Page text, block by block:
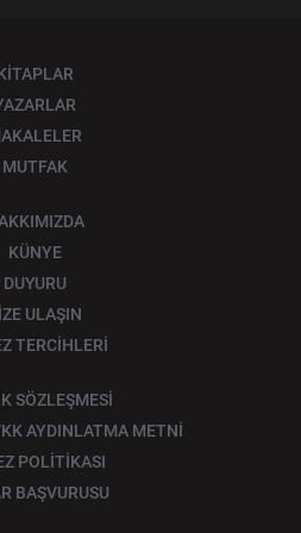
MUTFAK
KÜNYE
DUYURU
ULAŞIN
TERCİHLERİ
SÖZLEŞMESİ
AYDINLATMA METNİ
POLİTİKASI
BAŞVURUSU